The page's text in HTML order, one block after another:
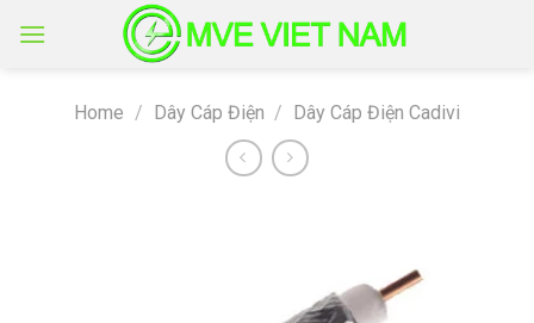
Home / Dây Cáp Điện / Dây Cáp Điện Cadivi